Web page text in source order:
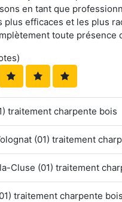
en tant que
plus efficaces et les plus
toute présence
traitement charpente bois
(01) traitement
Cluse (01) traitement
traitement charpente bois